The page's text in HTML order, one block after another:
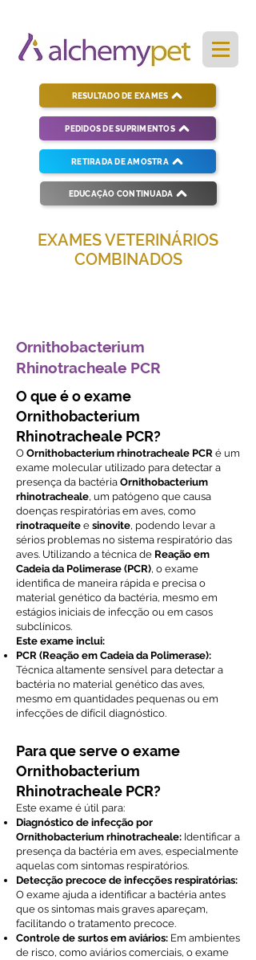
PEDIDOS DE SUPRIMENTOS
RESULTADO DE EXAMES
RETIRADA DE AMOSTRA
EDUCAÇÃO CONTINUADA
EXAMES VETERINÁRIOS
COMBINADOS
Ornithobacterium
Rhinotracheale PCR
O que é o exame
Ornithobacterium
Rhinotracheale PCR?
O Ornithobacterium rhinotracheale PCR é um
exame molecular utilizado para detectar a
presença da bactéria Ornithobacterium
rhinotracheale, um patógeno que causa
doenças respiratórias em aves, como
rinotraqueíte e sinovite, podendo levar a
sérios problemas no sistema respiratório das
aves. Utilizando a técnica de Reação em
Cadeia da Polimerase (PCR), o exame
identifica de maneira rápida e precisa o
material genético da bactéria, mesmo em
estágios iniciais de infecção ou em casos
subclínicos.
Este exame inclui:
PCR (Reação em Cadeia da Polimerase):
Técnica altamente sensível para detectar a
bactéria no material genético das aves,
mesmo em quantidades pequenas ou em
infecções de difícil diagnóstico.
Para que serve o exame
Ornithobacterium
Rhinotracheale PCR?
Este exame é útil para:
Diagnóstico de infecção por
Ornithobacterium rhinotracheale: Identificar a
presença da bactéria em aves, especialmente
aquelas com sintomas respiratórios.
Detecção precoce de infecções respiratórias:
O exame ajuda a identificar a bactéria antes
que os sintomas mais graves apareçam,
facilitando o tratamento precoce.
Controle de surtos em aviários: Em ambientes
de risco, como aviários comerciais, o exame